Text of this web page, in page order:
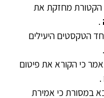
הקטורת מחזקת את
.
הטקסטים היעילים
.
כי הקורא את פיטום
.
במסורת כי אמירת